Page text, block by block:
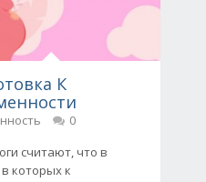
К
0
считают, что в
которых к